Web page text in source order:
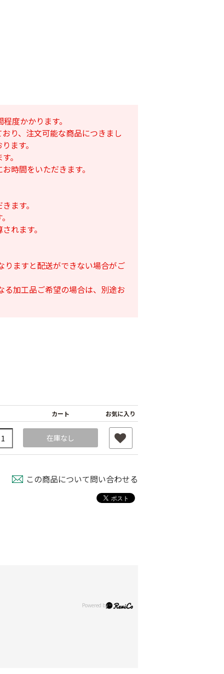
明 厚さ
農ビ中接加工
度かかります。
り、注文可能な商品につきまし
ます。
。
時間をいただきます。
ます。
れます。
ますと配送ができない場合がご
る加工品ご希望の場合は、別途お
カート お気に入り
在庫なし
この商品について問い合わせる